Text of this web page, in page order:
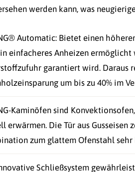
werden kann, was
Automatic: Bietet einen
einfacheres Anheizen
garantiert wird. Daraus
um bis zu 40% im
Kaminöfen sind
erwärmen. Die Tür aus
zum glattem Ofenstahl sehr
Schließsystem